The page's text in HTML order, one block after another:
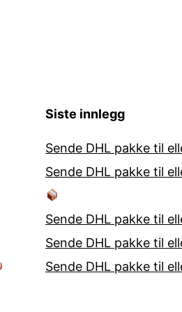
Siste innlegg
Sende DHL pakke til
Sende DHL pakke til
Sende DHL pakke til
Sende DHL pakke til
Sende DHL pakke til